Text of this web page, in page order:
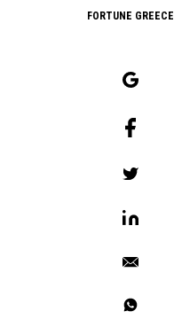
FORTUNE GREECE